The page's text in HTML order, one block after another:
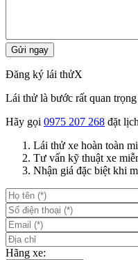
Đăng ký lái thửX
Lái thử là bước rất quan
Hãy gọi 0975 207 268 đặt
Lái thử xe hoàn toàn
Tư vấn kỹ thuật xe
Nhận giá đặc biệt khi
Hãng xe: